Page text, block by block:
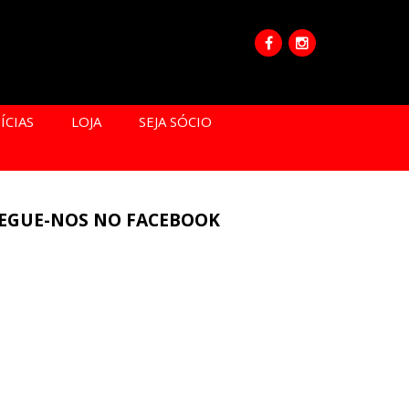
LOJA
SEJA SÓCIO
NOS NO FACEBOOK